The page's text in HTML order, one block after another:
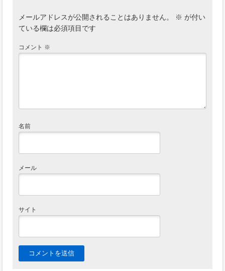
メールアドレスが公開されることはありません。 ※ が付い
ている欄は必須項目です
コメント ※
名前
メール
サイト